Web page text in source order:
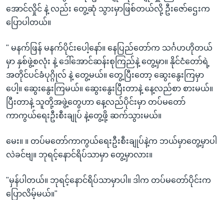
အောင်လှိုင် နဲ့ လည်း တွေ့ဆုံ သွားမှာဖြစ်တယ်လို့ ဦးဇော်ဌေးက
ပြောပါတယ်။
" မနက်ဖြန် မနက်ပိုင်းပေါ့နော်။ နေပြည်တော်က သင်္ဂဟဟိုတယ်
မှာ နှစ်ဖွဲ့စလုံး နဲ့ ဒေါ်အောင်ဆန်းစုကြည်နဲ့ တွေ့မှာ။ နိုင်ငံတော်ရဲ့
အတိုင်ပင်ခံပုဂ္ဂိုလ် နဲ့ တွေ့မယ်။ တွေ့ပြီးတော့ ဆွေးနွေးကြမှာ
ပေါ့။ ဆွေးနွေးကြမယ်။ ဆွေးနွေးပြီးတာနဲ့ နေ့လည်စာ စားမယ်။
ပြီးတာနဲ့ သူတို့အဖွဲ့တွေဟာ နေ့လည်ပိုင်းမှာ တပ်မတော်
ကာကွယ်ရေးဦးစီးချုပ် နဲ့တွေ့ဖို့ ဆက်သွားမယ်။
မေး။ ။ တပ်မတော်ကာကွယ်ရေးဦးစီးချုပ်နဲ့က ဘယ်မှာတွေ့မှာပါ
လဲခင်ဗျ။ ဘုရင့်နောင်ရိပ်သာမှာ တွေ့မှာလား။
"မှန်ပါတယ်။ ဘုရင့်နောင်ရိပ်သာမှာပါ။ ဒါက တပ်မတော်ပိုင်းက
ပြောလိမ့်မယ်။"